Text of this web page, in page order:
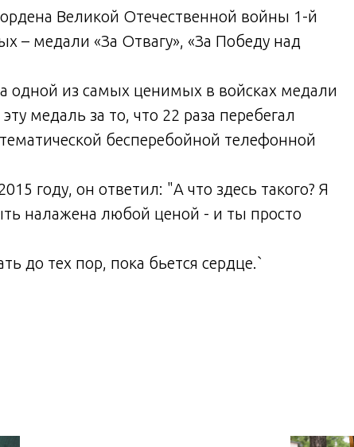
Великой Отечественной войны 1-й
– медали «За Отвагу», «За Победу над
одной из самых ценимых в войсках медали
медаль за то, что 22 раза перебегал
бесперебойной телефонной
году, он ответил: "А что здесь такого? Я
налажена любой ценой - и ты просто
до тех пор, пока бьется сердце.`